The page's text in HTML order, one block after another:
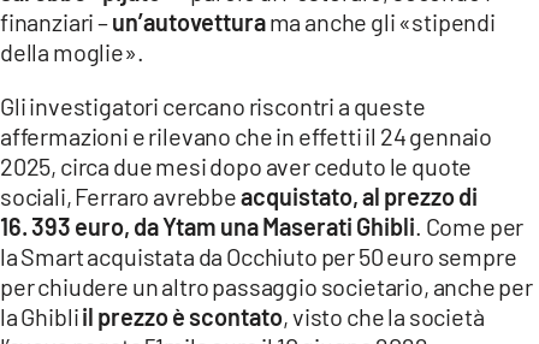
finanziari –un’autovetturama anche gli «stipendi
della moglie».
Gli investigatori cercano riscontri a queste
affermazioni e rilevano che in effetti il 24 gennaio
2025, circa due mesi dopo aver ceduto le quote
sociali, Ferraro avrebbeacquistato, al prezzo di
16. 393 euro, da Ytam una Maserati Ghibli . Come per
la Smart acquistata da Occhiuto per 50 euro sempre
per chiudere un altro passaggio societario, anche per
la Ghibliil prezzo è scontato, visto che la società